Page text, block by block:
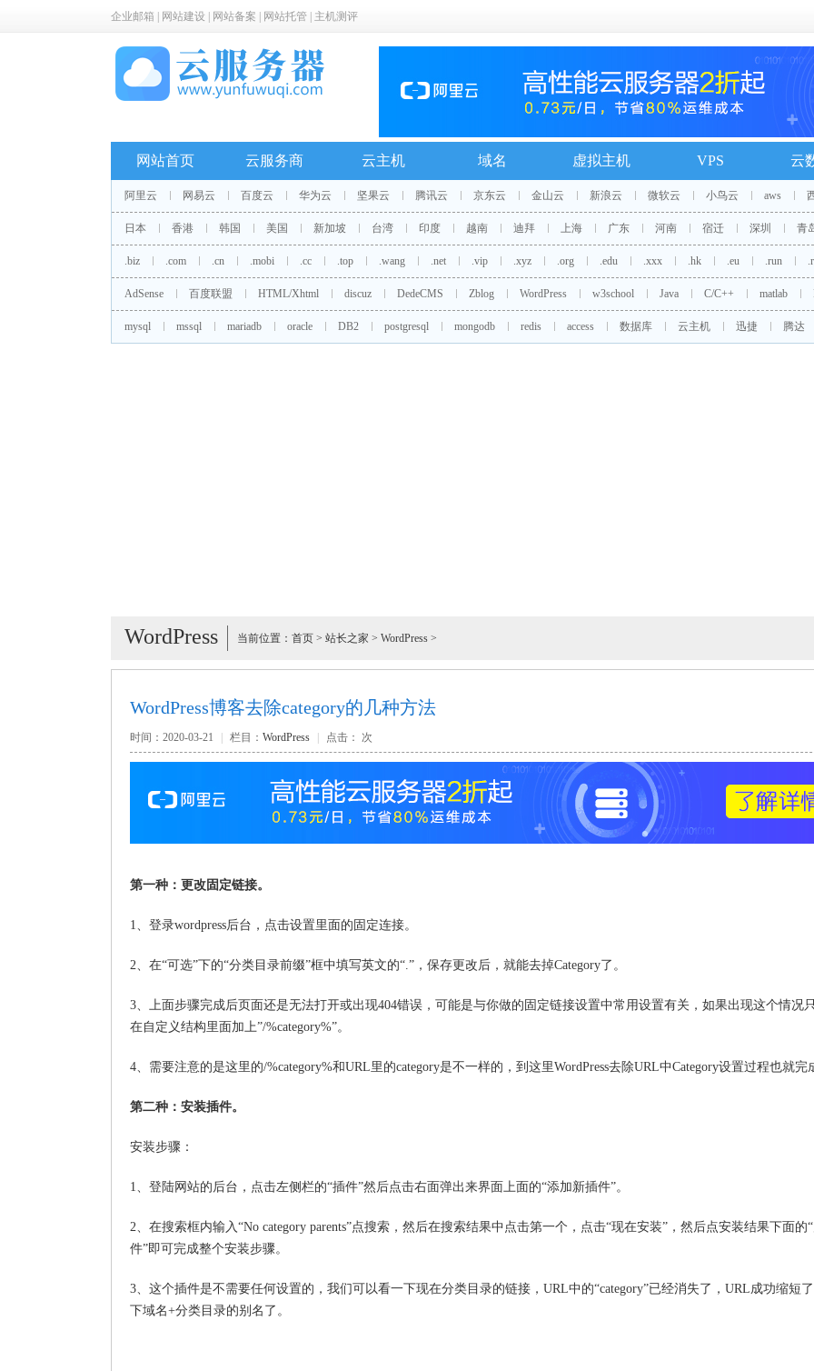
企业邮箱 网站建设 网站备案 网站托管 主机测评
网站首页 云服务商 云主机 域名 虚拟主机 VPS 云
阿里云 网易云 百度云 华为云 坚果云 腾讯云 京东云 金山云 新浪云 微软云 小鸟云 aws
日本 香港 韩国 美国 新加坡 台湾 印度 越南 迪拜 上海 广东 河南 宿迁 深圳 青
.biz .com .cn .mobi .cc .top .wang .net .vip .xyz .org .edu .xxx .hk .eu .run
AdSense 百度联盟 HTML/Xhtml discuz DedeCMS Zblog WordPress w3school Java C/C++ matlab
mysql mssql mariadb oracle DB2 postgresql mongodb redis access 数据库 云主机 迅捷 腾达
WordPress 当前位置： 首页 > 站长之家 > WordPress >
WordPress博客去除category的几种方法
时间：2020-03-21 栏目： WordPress 点击： 次
第一种：更改固定链接。
1、登录wordpress后台，点击设置里面的固定连接。
2、在“可选”下的“分类目录前缀”框中填写英文的“.”，保存更改后，就能去掉Category了。
3、上面步骤完成后页面还是无法打开或出现404错误，可能是与你做的固定链接设置中常用设置有关，如果出现这个情况
在自定义结构里面加上”/%category%”。
4、需要注意的是这里的/%category%和URL里的category是不一样的，到这里WordPress去除URL中Category设置过程也就完
第二种：安装插件。
安装步骤：
1、登陆网站的后台，点击左侧栏的“插件”然后点击右面弹出来界面上面的“添加新插件”。
2、在搜索框内输入“No category parents”点搜索，然后在搜索结果中点击第一个，点击“现在安装”，然后点安装结果下面的
件”即可完成整个安装步骤。
3、这个插件是不需要任何设置的，我们可以看一下现在分类目录的链接，URL中的“category”已经消失了，URL成功缩短
下域名+分类目录的别名了。